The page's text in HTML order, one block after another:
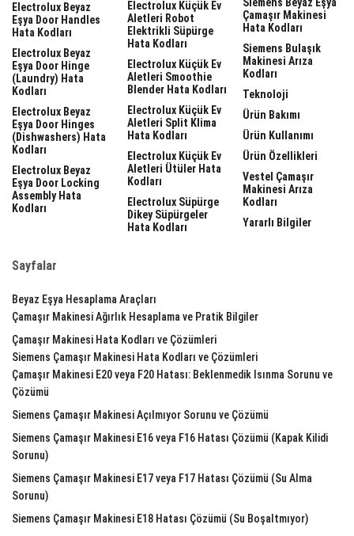
Electrolux Beyaz
Eşya Door Handles
Hata Kodları
Electrolux Beyaz
Eşya Door Hinge
(laundry) Hata
Kodları
Electrolux Beyaz
Eşya Door Hinges
(dishwashers) Hata
Kodları
Electrolux Beyaz
Eşya Door Locking
Assembly Hata
Kodları
Electrolux Küçük Ev
Aletleri Robot
Elektrikli Süpürge
Hata Kodları
Electrolux Küçük Ev
Aletleri Smoothie
Blender Hata Kodları
Electrolux Küçük Ev
Aletleri Split Klima
Hata Kodları
Electrolux Küçük Ev
Aletleri Ütüler Hata
Kodları
Electrolux Süpürge
Dikey Süpürgeler
Hata Kodları
Çamaşır Makinesi
Hata Kodları
Siemens Bulaşık
Makinesi Arıza
Kodları
Teknoloji
Ürün Bakımı
Ürün Kullanımı
Ürün Özellikleri
Vestel Çamaşır
Makinesi Arıza
Kodları
Yararlı Bilgiler
Sayfalar
Beyaz Eşya Hesaplama Araçları
Çamaşır Makinesi Ağırlık Hesaplama ve Pratik Bilgiler
Çamaşır Makinesi Hata Kodları ve Çözümleri
Siemens Çamaşır Makinesi Hata Kodları ve Çözümleri
Çamaşır Makinesi E20 veya F20 Hatası: Beklenmedik Isınma Sorunu ve
Çözümü
Siemens Çamaşır Makinesi Açılmıyor Sorunu ve Çözümü
Siemens Çamaşır Makinesi E16 veya F16 Hatası Çözümü (Kapak Kilidi
Sorunu)
Siemens Çamaşır Makinesi E17 veya F17 Hatası Çözümü (Su Alma
Sorunu)
Siemens Çamaşır Makinesi E18 Hatası Çözümü (Su Boşaltmıyor)